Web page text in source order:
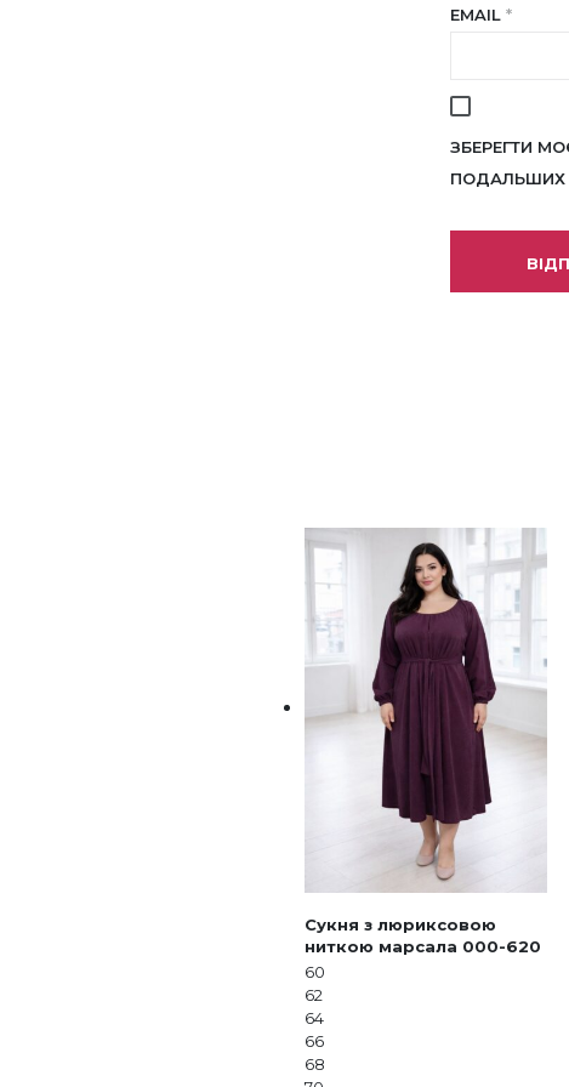
EMAIL *
ЗБЕРЕГТИ
ПОДАЛЬШИХ
Сукня з люриксовою
ниткою марсала 000-620
60
62
64
66
68